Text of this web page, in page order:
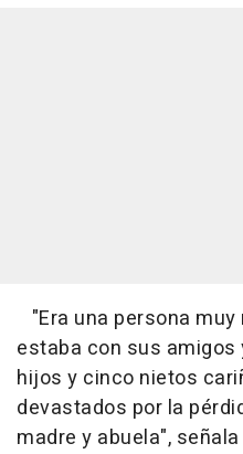
"Era una persona
estaba con sus
hijos y cinco nietos
devastados por la
madre y abuela",